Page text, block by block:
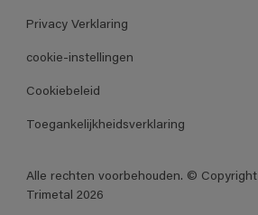
Privacy Verklaring
cookie-instellingen
Cookiebeleid
Toegankelijkheidsverklaring
Alle rechten voorbehouden. © Copyright
Trimetal 2026